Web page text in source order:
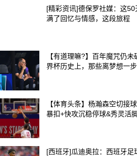
[精彩资讯]德保罗社媒：这50
满了回忆与情感，这段旅程
【有道理嘛?】百年魔咒仍未
界杯历史上，那些离梦想一
【体育头条】杨瀚森空切接
暴扣+快攻沉稳停球&秀灵活
[西班牙]瓜迪奥拉：西班牙足